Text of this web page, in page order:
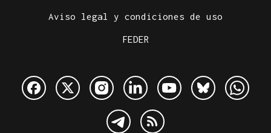
Aviso legal y condiciones de uso
FEDER